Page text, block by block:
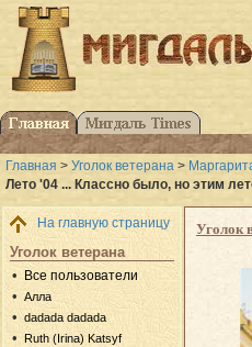
Главная > Уголок ветерана >
Лето '04 ... Классно было, но этим
На главную страницу
Уголок ветерана
Все пользователи
Алла
dadada dadada
Ruth (Irina) Katsyf
Уголок